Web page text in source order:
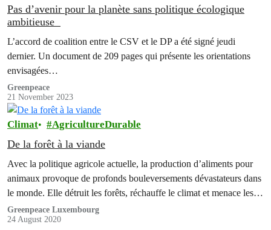
Pas d’avenir pour la planète sans politique écologique
ambitieuse
L’accord de coalition entre le CSV et le DP a été signé jeudi
dernier. Un document de 209 pages qui présente les orientations
envisagées…
Greenpeace
21 November 2023
Climat AgricultureDurable
De la forêt à la viande
Avec la politique agricole actuelle, la production d’aliments pour
animaux provoque de profonds bouleversements dévastateurs dans
le monde. Elle détruit les forêts, réchauffe le climat et menace les
peuples indigènes.…
Greenpeace Luxembourg
24 August 2020